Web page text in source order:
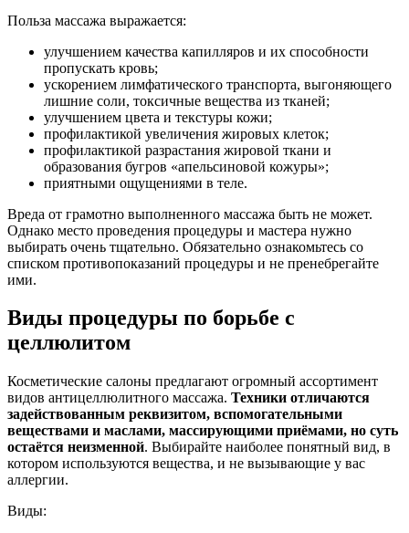
Польза массажа выражается:
улучшением качества капилляров и их способности
пропускать кровь;
ускорением лимфатического транспорта, выгоняющего
лишние соли, токсичные вещества из тканей;
улучшением цвета и текстуры кожи;
профилактикой увеличения жировых клеток;
профилактикой разрастания жировой ткани и
образования бугров «апельсиновой кожуры»;
приятными ощущениями в теле.
Вреда от грамотно выполненного массажа быть не может.
Однако место проведения процедуры и мастера нужно
выбирать очень тщательно. Обязательно ознакомьтесь со
списком противопоказаний процедуры и не пренебрегайте
ими.
Виды процедуры по борьбе с
целлюлитом
Косметические салоны предлагают огромный ассортимент
видов антицеллюлитного массажа. Техники отличаются
задействованным реквизитом, вспомогательными
веществами и маслами, массирующими приёмами, но суть
остаётся неизменной. Выбирайте наиболее понятный вид, в
котором используются вещества, и не вызывающие у вас
аллергии.
Виды: